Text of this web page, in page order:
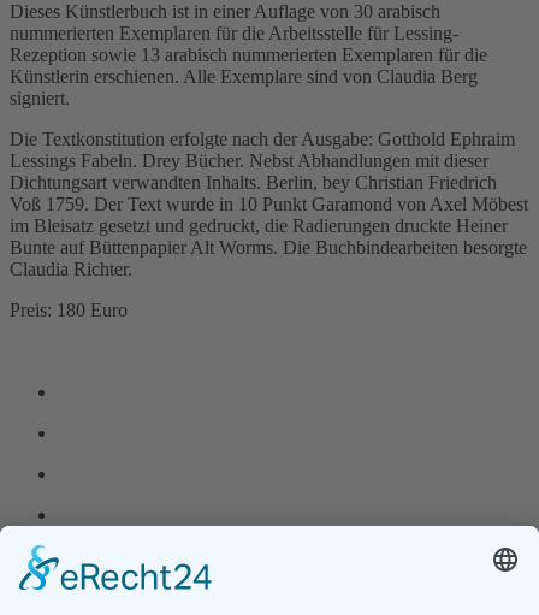
Dieses Künstlerbuch ist in einer Auflage von 30 arabisch
nummerierten Exemplaren für die Arbeitsstelle für Lessing-
Rezeption sowie 13 arabisch nummerierten Exemplaren für die
Künstlerin erschienen. Alle Exemplare sind von Claudia Berg
signiert.
Die Textkonstitution erfolgte nach der Ausgabe: Gotthold Ephraim
Lessings Fabeln. Drey Bücher. Nebst Abhandlungen mit dieser
Dichtungsart verwandten Inhalts. Berlin, bey Christian Friedrich
Voß 1759. Der Text wurde in 10 Punkt Garamond von Axel Möbest
im Bleisatz gesetzt und gedruckt, die Radierungen druckte Heiner
Bunte auf Büttenpapier Alt Worms. Die Buchbindearbeiten besorgte
Claudia Richter.
Preis: 180 Euro
Zurück